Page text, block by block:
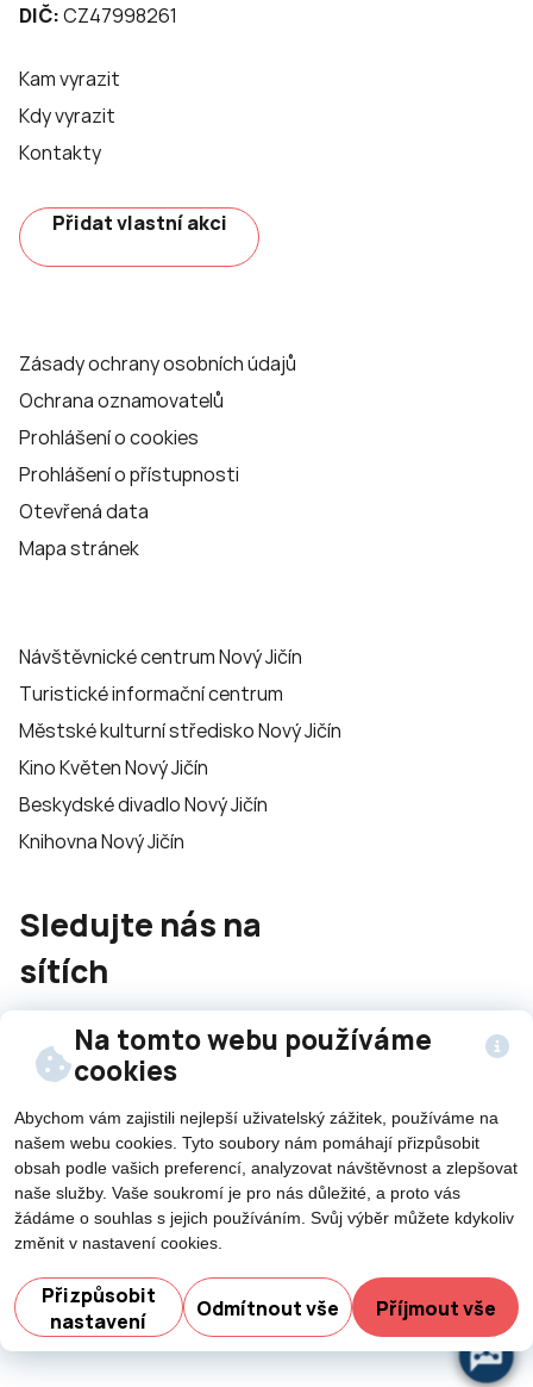
Na tomto webu používáme
cookies
Abychom vám zajistili nejlepší uživatelský zážitek, používáme na
našem webu cookies. Tyto soubory nám pomáhají přizpůsobit
obsah podle vašich preferencí, analyzovat návštěvnost a zlepšovat
naše služby. Vaše soukromí je pro nás důležité, a proto vás
žádáme o souhlas s jejich používáním. Svůj výběr můžete kdykoliv
změnit v nastavení cookies.
Přizpůsobit
nastavení
Odmítnout vše Příjmout vše
DIČ:CZ47998261
Kam vyrazit
Kdy vyrazit
Kontakty
Přidat vlastní akci
Zásady ochrany osobních údajů
Ochrana oznamovatelů
Prohlášení o cookies
Prohlášení o přístupnosti
Otevřená data
Mapa stránek
Návštěvnické centrum Nový Jičín
Turistické informační centrum
Městské kulturní středisko Nový Jičín
Kino Květen Nový Jičín
Beskydské divadlo Nový Jičín
Knihovna Nový Jičín
Sledujte nás na
sítích
©2026 Všechna práva vyhrazena - použití obsahu či
jeho části je umožněn pouze se souhlasem města Nový
Jičín.
Created by
Potřebujete poradit?